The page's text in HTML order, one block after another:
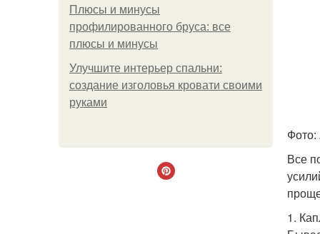
Плюсы и минусы
профилированного бруса: все
плюсы и минусы
Улучшите интерьер спальни:
создание изголовья кровати своими
руками
Фото:
Все
1.